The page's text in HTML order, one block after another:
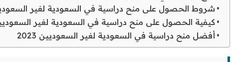
شروط الحصول على منح دراسية في السعودية لغير السعوديين
كيفية الحصول على منح دراسية في السعودية لغير السعوديين
أفضل منح دراسية في السعودية لغير السعوديين 2023